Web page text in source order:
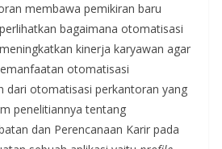
membawa pemikiran baru
bagaimana otomatisasi
kinerja karyawan agar
otomatisasi
dari otomatisasi perkantoran yang
penelitiannya tentang
dan Perencanaan Karir pada